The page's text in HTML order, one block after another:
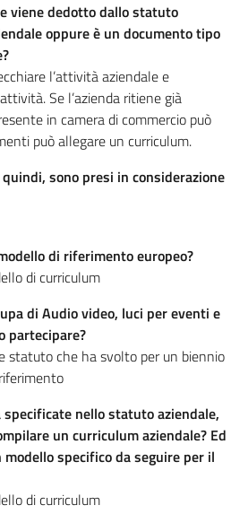
viene dedotto dallo statuto
oppure è un documento tipo
l’attività aziendale e
Se l’azienda ritiene già
in camera di commercio può
può allegare un curriculum.
sono presi in considerazione
di riferimento europeo?
di curriculum
di Audio video, luci per eventi e
partecipare?
statuto che ha svolto per un biennio
nello statuto aziendale,
un curriculum aziendale? Ed
specifico da seguire per il
di curriculum